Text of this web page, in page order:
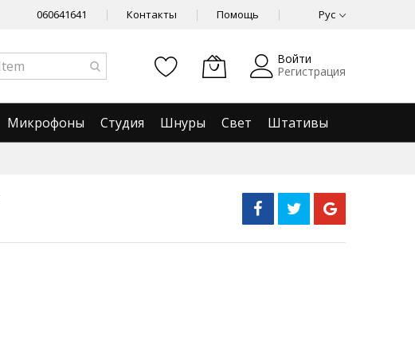
060641641 Контакты Помощь Рус
Войти
Регистрация
Микрофоны Студия Шнуры Свет
Штативы